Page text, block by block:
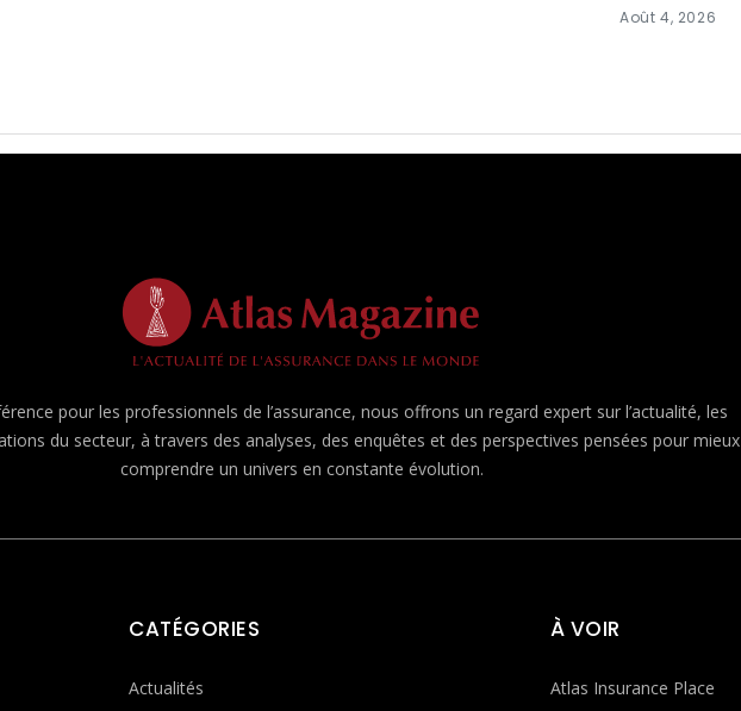
Août 4, 2026
pour les professionnels de l’assurance, nous offrons un regard expert sur l’actualité, les
du secteur, à travers des analyses, des enquêtes et des perspectives pensées pour mieux
comprendre un univers en constante évolution.
CATÉGORIES
Actualités
À VOIR
Atlas Insurance Place